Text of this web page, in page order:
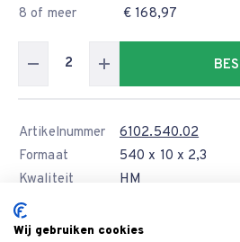
8 of meer
€ 168,97
Artikelnummer
6102.540.02
Formaat
540 x 10 x 2,3
Kwaliteit
HM
Levertijd
Wij gebruiken cookies